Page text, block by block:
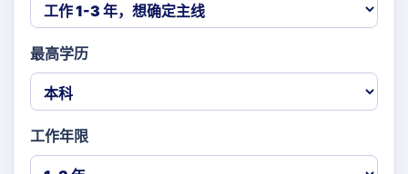
最高学历
工作年限